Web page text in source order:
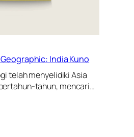
India Kuno
telah menyelidiki Asia
tahun, mencari…